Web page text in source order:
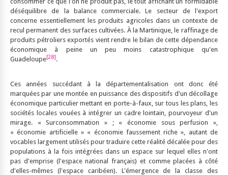
déséquilibre de la balance commerciale. Le secteur de l'export
concerne essentiellement les produits agricoles dans un contexte de
recul permanent des surfaces cultivées. À la Martinique, le raffinage de
produits pétroliers exportés vient rendre le bilan de cette dépendance
économique à peine un peu moins catastrophique qu'en
Guadeloupe[28].
Ces années succédant à la départementalisation ont donc été
marquées par une montée en puissance des dispositifs d'un décollage
économique particulier mettant en porte-à-faux, sur tous les plans, les
sociétés locales vouées à intégrer un cadre lointain, pourvoyeur d'un
mirage. « Surconsommation » ; « économie sous perfusion »,
« économie artificielle » « économie faussement riche », autant de
vocables largement utilisés pour traduire cette réalité décalée pour des
populations à la fois intégrées dans un espace sur lequel elles n'ont
pas d'emprise (l'espace national français) et comme placées à côté
d'elles-mêmes (l'espace caribéen). L'émergence de la classe des